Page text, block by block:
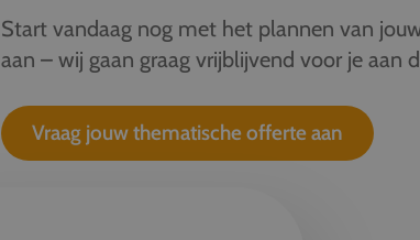
Start vandaag nog met het plannen van
aan – wij gaan graag vrijblijvend voor je aan
Vraag jouw thematische offerte aan